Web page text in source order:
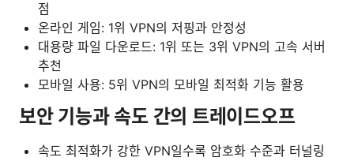
점
온라인 게임: 1위 VPN의 저핑과 안정성
대용량 파일 다운로드: 1위 또는 3위 VPN의 고속 서버
추천
모바일 사용: 5위 VPN의 모바일 최적화 기능 활용
보안 기능과 속도 간의 트레이드오프
속도 최적화가 강한 VPN일수록 암호화 수준과 터널링